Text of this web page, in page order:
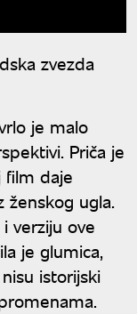
zvezda
je malo
Priča je
film daje
ženskog ugla.
verziju ove
je glumica,
nisu istorijski